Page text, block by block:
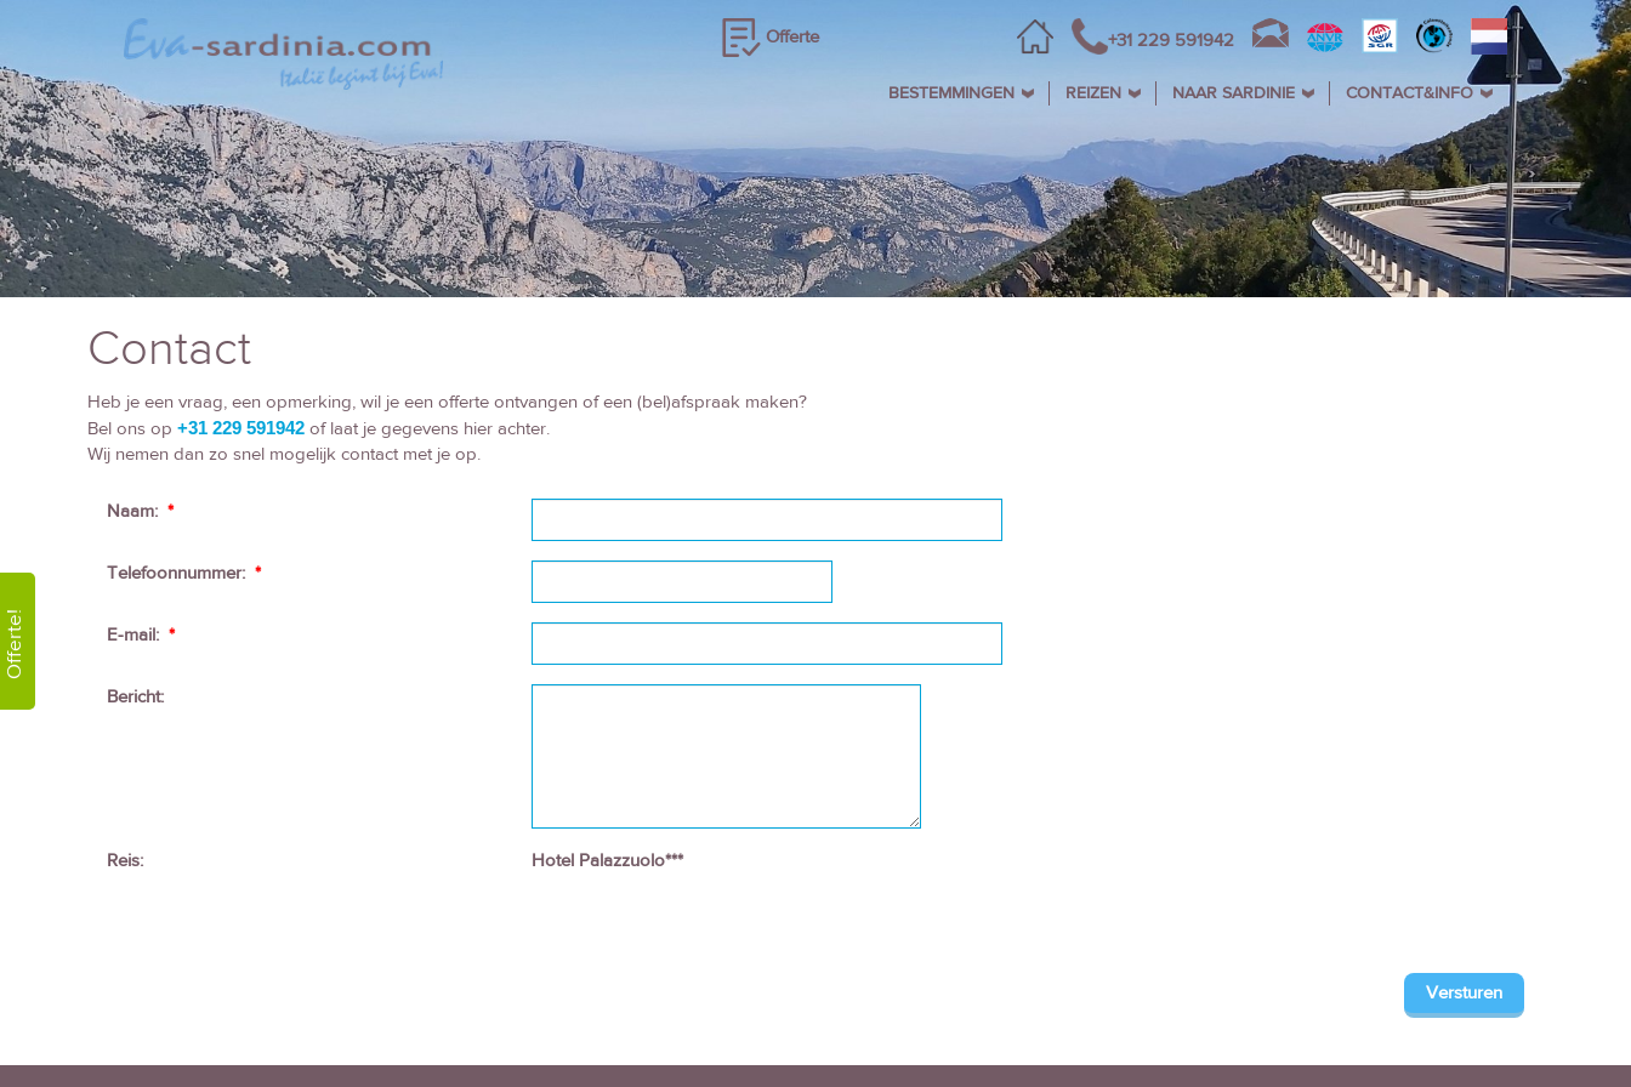
Offerte!
Offerte +31 229 591942
BESTEMMINGEN REIZEN NAAR SARDINIE CONTACT&INFO
Contact
Heb je een vraag, een opmerking, wil je een offerte ontvangen of een (bel)afspraak maken?
Bel ons op +31 229 591942 of laat je gegevens hier achter.
Wij nemen dan zo snel mogelijk contact met je op.
Naam: *
Telefoonnummer: *
E-mail: *
Bericht:
Reis: Hotel Palazzuolo***